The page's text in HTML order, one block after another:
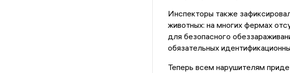
Инспекторы также
животных: на многих фермах
для безопасного
обязательных
Теперь всем нарушителям